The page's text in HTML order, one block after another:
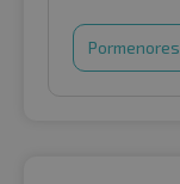
Pormenores